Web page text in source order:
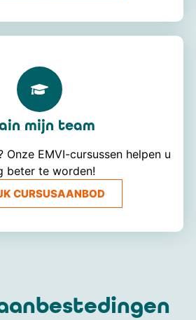
mijn team
Onze EMVI-cursussen helpen u
beter te worden!
CURSUSAANBOD